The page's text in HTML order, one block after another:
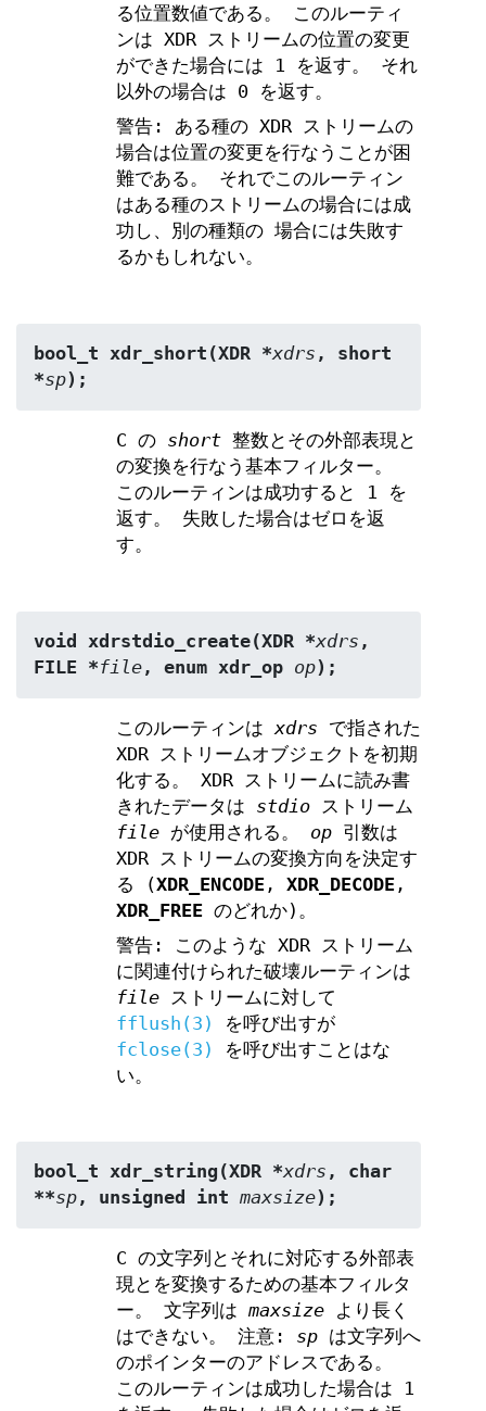
る位置数値である。 このルーティ
ンは XDR ストリームの位置の変更
ができた場合には 1 を返す。 それ
以外の場合は 0 を返す。
警告: ある種の XDR ストリームの
場合は位置の変更を行なうことが困
難である。 それでこのルーティン
はある種のストリームの場合には成
功し、別の種類の 場合には失敗す
るかもしれない。
bool_t xdr_short(XDR *xdrs , short
*sp);
C の short整数とその外部表現と
の変換を行なう基本フィルター。
このルーティンは成功すると 1 を
返す。 失敗した場合はゼロを返
す。
void xdrstdio_create(XDR *xdrs ,
FILE *file, enum xdr_op op);
このルーティンは xdrs で指された
XDR ストリームオブジェクトを初期
化する。 XDR ストリームに読み書
きれたデータは stdioストリーム
fileが使用される。 op引数は
XDR ストリームの変換方向を決定す
る (XDR_ENCODE, XDR_DECODE,
XDR_FREEのどれか)。
警告: このような XDR ストリーム
に関連付けられた破壊ルーティンは
fileストリームに対して
fflush(3)
を呼び出すが
fclose(3)
を呼び出すことはな
い。
bool_t xdr_string(XDR *xdrs , char
**sp, unsigned int maxsize);
C の文字列とそれに対応する外部表
現とを変換するための基本フィルタ
ー。 文字列は maxsizeより長く
はできない。 注意: spは文字列へ
のポインターのアドレスである。
このルーティンは成功した場合は 1